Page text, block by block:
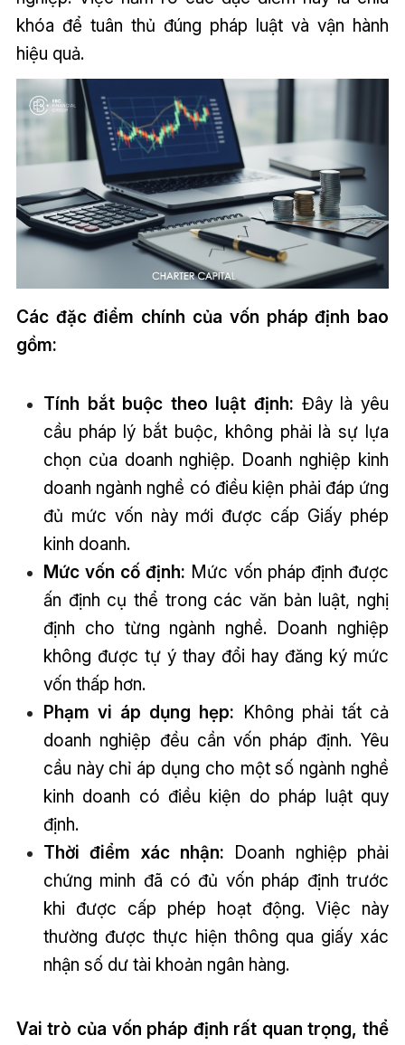
khóa để tuân thủ đúng pháp luật và vận hành
hiệu quả.
Các đặc điểm chính của vốn pháp định bao
gồm:
Tính bắt buộc theo luật định: Đây là yêu
cầu pháp lý bắt buộc, không phải là sự lựa
chọn của doanh nghiệp. Doanh nghiệp kinh
doanh ngành nghề có điều kiện phải đáp ứng
đủ mức vốn này mới được cấp Giấy phép
kinh doanh.
Mức vốn cố định: Mức vốn pháp định được
ấn định cụ thể trong các văn bản luật, nghị
định cho từng ngành nghề. Doanh nghiệp
không được tự ý thay đổi hay đăng ký mức
vốn thấp hơn.
Phạm vi áp dụng hẹp: Không phải tất cả
doanh nghiệp đều cần vốn pháp định. Yêu
cầu này chỉ áp dụng cho một số ngành nghề
kinh doanh có điều kiện do pháp luật quy
định.
Thời điểm xác nhận: Doanh nghiệp phải
chứng minh đã có đủ vốn pháp định trước
khi được cấp phép hoạt động. Việc này
thường được thực hiện thông qua giấy xác
nhận số dư tài khoản ngân hàng.
Vai trò của vốn pháp định rất quan trọng, thể